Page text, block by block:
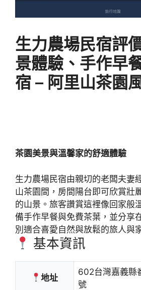
生力農場民宿評
景體驗、手作早
宿 – 阿里山茶園
茶園美景與溫馨家的舒適體驗
生力農場民宿由親切的老闆夫妻
山茶園間，房間陽台即可欣賞壯
的山景。旅客讚賞這裡像回家般
備手作早餐與免費茶葉，並分享
別適合喜愛自然與放鬆的旅人與
基本資訊
地址
602台灣嘉義縣
號